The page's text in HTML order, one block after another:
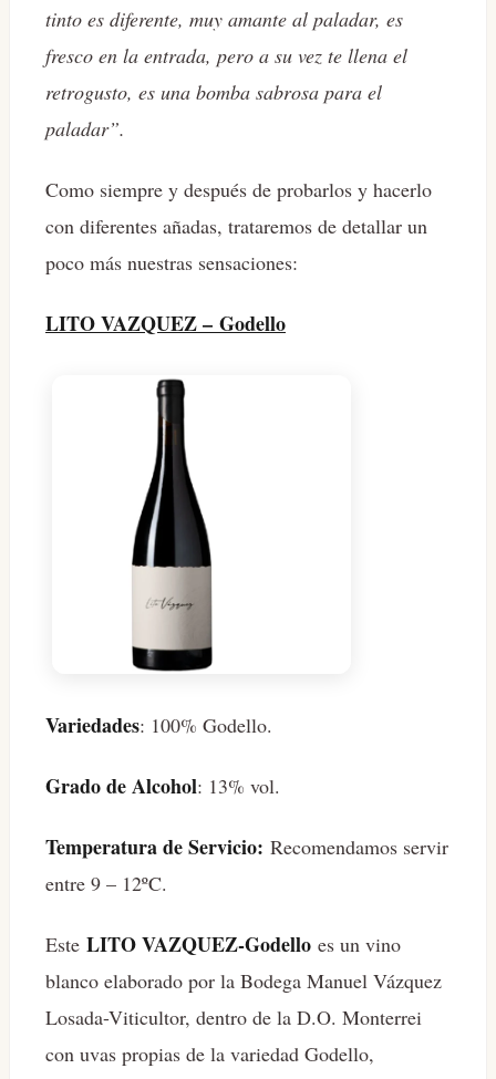
tinto es diferente, muy amante al paladar, es
fresco en la entrada, pero a su vez te llena el
retrogusto, es una bomba sabrosa para el
paladar”.
Como siempre y después de probarlos y hacerlo
con diferentes añadas, trataremos de detallar un
poco más nuestras sensaciones:
LITO VAZQUEZ – Godello
Variedades: 100% Godello.
Grado de Alcohol: 13% vol.
Temperatura de Servicio: Recomendamos servir
entre 9 – 12ºC.
Este LITO VAZQUEZ-Godello es un vino
blanco elaborado por la Bodega Manuel Vázquez
Losada-Viticultor, dentro de la D.O. Monterrei
con uvas propias de la variedad Godello,